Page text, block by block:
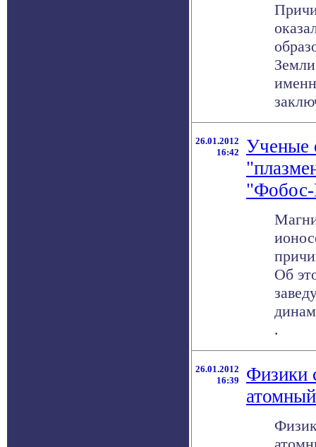
26.01.2012
16:42
Ученые
"Фобос-
Об
.
26.01.2012
16:39
Физики